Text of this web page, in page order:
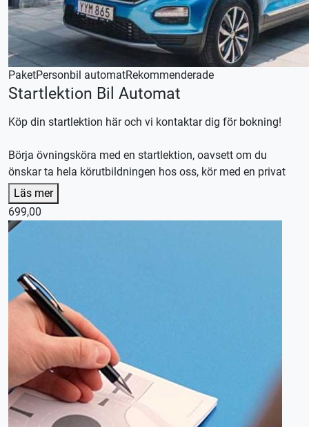
PaketPersonbil automatRekommenderade
Startlektion Bil Automat
Köp din startlektion här och vi kontaktar dig för bokning!
Börja övningsköra med en startlektion, oavsett om du
önskar ta hela körutbildningen hos oss, kör med en privat
handledare eller en kombination av båda.
Efter lektionen skräddarsyr vi en plan efter dina
förutsättningar och önskemål.
En startlektion kan endast nyttjas en gång och ersätter inte
vanliga körlektioner.
Denna körlektion utförs med en automat växlad bil,
körkortstillstånd krävs.
Kontakta oss för bokning eller logga in på appen TABS Elev
alternativt tctabs.se.
Vid önskemål om betalning via faktura, vänligen kontakta
trafikskolan så hjälper vi er.
Läs mer
699,00